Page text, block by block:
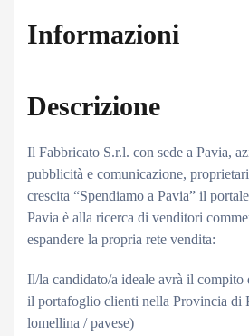
Informazioni
Descrizione
Il Fabbricato S.r.l. con sede a Pavia,
pubblicità e comunicazione,
crescita “Spendiamo a Pavia” il
Pavia è alla ricerca di venditori
espandere la propria rete vendita:
Il/la candidato/a ideale avrà il compito
il portafoglio clienti nella Provincia di
lomellina / pavese)